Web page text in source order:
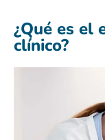
¿Qué es el
clínico?